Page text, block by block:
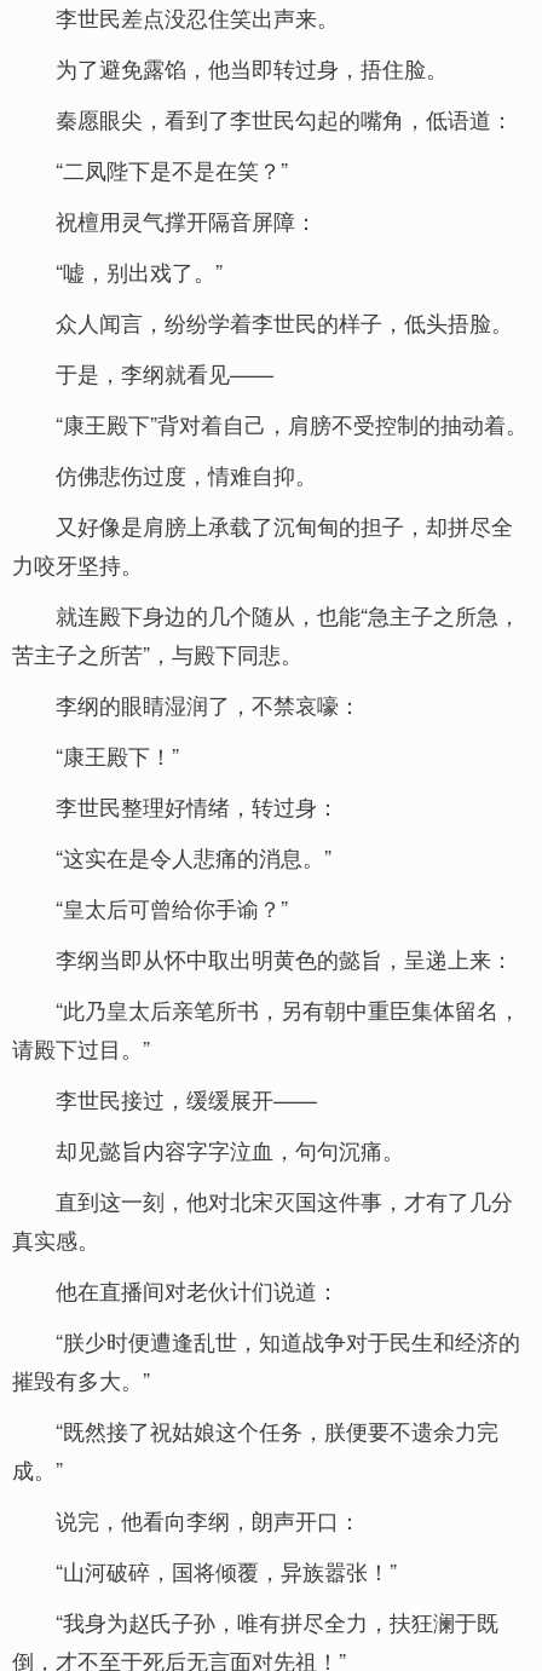
李世民差点没忍住笑出声来。
为了避免露馅，他当即转过身，捂住脸。
秦愿眼尖，看到了李世民勾起的嘴角，低语道：
“二凤陛下是不是在笑？”
祝檀用灵气撑开隔音屏障：
“嘘，别出戏了。”
众人闻言，纷纷学着李世民的样子，低头捂脸。
于是，李纲就看见——
“康王殿下”背对着自己，肩膀不受控制的抽动着。
仿佛悲伤过度，情难自抑。
又好像是肩膀上承载了沉甸甸的担子，却拼尽全
力咬牙坚持。
就连殿下身边的几个随从，也能“急主子之所急，
苦主子之所苦”，与殿下同悲。
李纲的眼睛湿润了，不禁哀嚎：
“康王殿下！”
李世民整理好情绪，转过身：
“这实在是令人悲痛的消息。”
“皇太后可曾给你手谕？”
李纲当即从怀中取出明黄色的懿旨，呈递上来：
“此乃皇太后亲笔所书，另有朝中重臣集体留名，
请殿下过目。”
李世民接过，缓缓展开——
却见懿旨内容字字泣血，句句沉痛。
直到这一刻，他对北宋灭国这件事，才有了几分
真实感。
他在直播间对老伙计们说道：
“朕少时便遭逢乱世，知道战争对于民生和经济的
摧毁有多大。”
“既然接了祝姑娘这个任务，朕便要不遗余力完
成。”
说完，他看向李纲，朗声开口：
“山河破碎，国将倾覆，异族嚣张！”
“我身为赵氏子孙，唯有拼尽全力，扶狂澜于既
倒，才不至于死后无言面对先祖！”